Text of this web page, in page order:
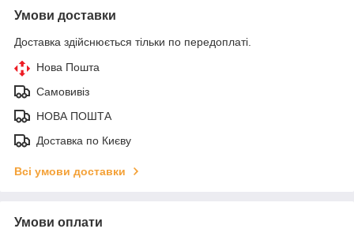
Умови доставки
Доставка здійснюється тільки по передоплаті.
Нова Пошта
Самовивіз
НОВА ПОШТА
Доставка по Києву
Всі умови доставки
Умови оплати